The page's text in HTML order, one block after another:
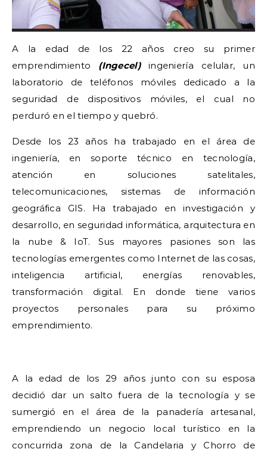
A la edad de los 22 años creo su primer
emprendimiento (Ingecel)ingeniería celular, un
laboratorio de teléfonos móviles dedicado a la
seguridad de dispositivos móviles, el cual no
perduró en el tiempo y quebró.
Desde los 23 años ha trabajado en el área de
ingeniería, en soporte técnico en tecnología,
atención en soluciones satelitales,
telecomunicaciones, sistemas de información
geográfica GIS. Ha trabajado en investigación y
desarrollo, en seguridad informática, arquitectura en
la nube & IoT. Sus mayores pasiones son las
tecnologías emergentes como Internet de las cosas,
inteligencia artificial, energías renovables,
transformación digital. En donde tiene varios
proyectos personales para su próximo
emprendimiento.
A la edad de los 29 años junto con su esposa
decidió dar un salto fuera de la tecnología y se
sumergió en el área de la panadería artesanal,
emprendiendo un negocio local turístico en la
concurrida zona de la Candelaria y Chorro de